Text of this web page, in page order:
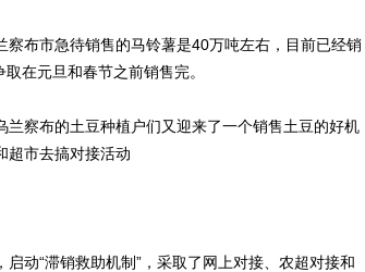
布市急待销售的马铃薯是40万吨左右，目前已经销
在元旦和春节之前销售完。
察布的土豆种植户们又迎来了一个销售土豆的好机
超市去搞对接活动
动“滞销救助机制”，采取了网上对接、农超对接和